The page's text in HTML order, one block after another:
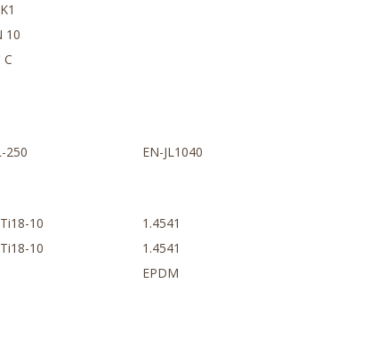
10
250
EN-JL1040
10
1.4541
10
1.4541
EPDM